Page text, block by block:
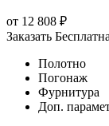
от 12 808 ₽
Заказать
Полотно
Погонаж
Фурнитура
Доп.